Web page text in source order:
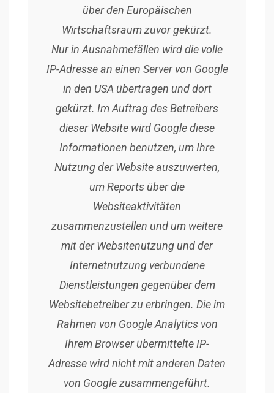
über den Europäischen
Wirtschaftsraum zuvor gekürzt.
Nur in Ausnahmefällen wird die volle
IP-Adresse an einen Server von Google
in den USA übertragen und dort
gekürzt. Im Auftrag des Betreibers
dieser Website wird Google diese
Informationen benutzen, um Ihre
Nutzung der Website auszuwerten,
um Reports über die
Websiteaktivitäten
zusammenzustellen und um weitere
mit der Websitenutzung und der
Internetnutzung verbundene
Dienstleistungen gegenüber dem
Websitebetreiber zu erbringen. Die im
Rahmen von Google Analytics von
Ihrem Browser übermittelte IP-
Adresse wird nicht mit anderen Daten
von Google zusammengeführt.